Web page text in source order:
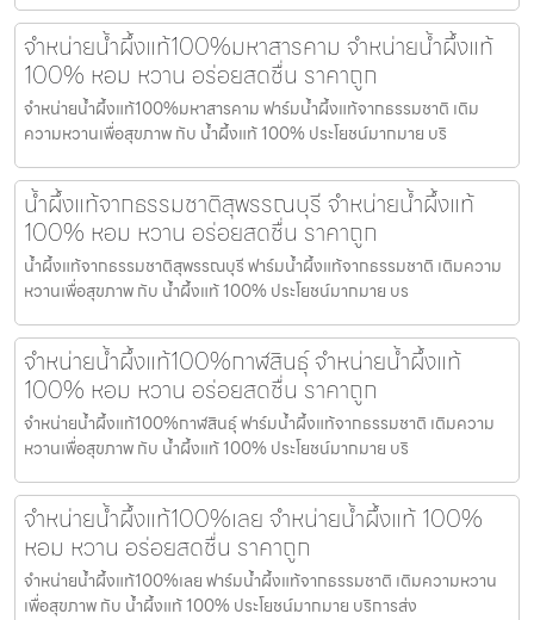
จำหน่ายน้ำผึ้งแท้100%มหาสารคาม จำหน่ายน้ำผึ้งแท้
100% หอม หวาน อร่อยสดชื่น ราคาถูก
จำหน่ายน้ำผึ้งแท้100%มหาสารคาม ฟาร์มน้ำผึ้งแท้จากธรรมชาติ เติม
ความหวานเพื่อสุขภาพ กับ น้ำผึ้งแท้ 100% ประโยชน์มากมาย บริ
น้ำผึ้งแท้จากธรรมชาติสุพรรณบุรี จำหน่ายน้ำผึ้งแท้
100% หอม หวาน อร่อยสดชื่น ราคาถูก
น้ำผึ้งแท้จากธรรมชาติสุพรรณบุรี ฟาร์มน้ำผึ้งแท้จากธรรมชาติ เติมความ
หวานเพื่อสุขภาพ กับ น้ำผึ้งแท้ 100% ประโยชน์มากมาย บร
จำหน่ายน้ำผึ้งแท้100%กาฬสินธุ์ จำหน่ายน้ำผึ้งแท้
100% หอม หวาน อร่อยสดชื่น ราคาถูก
จำหน่ายน้ำผึ้งแท้100%กาฬสินธุ์ ฟาร์มน้ำผึ้งแท้จากธรรมชาติ เติมความ
หวานเพื่อสุขภาพ กับ น้ำผึ้งแท้ 100% ประโยชน์มากมาย บริ
จำหน่ายน้ำผึ้งแท้100%เลย จำหน่ายน้ำผึ้งแท้ 100%
หอม หวาน อร่อยสดชื่น ราคาถูก
จำหน่ายน้ำผึ้งแท้100%เลย ฟาร์มน้ำผึ้งแท้จากธรรมชาติ เติมความหวาน
เพื่อสุขภาพ กับ น้ำผึ้งแท้ 100% ประโยชน์มากมาย บริการส่ง